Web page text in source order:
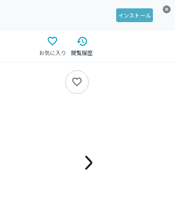
インストール
お気に入り 閲覧履歴